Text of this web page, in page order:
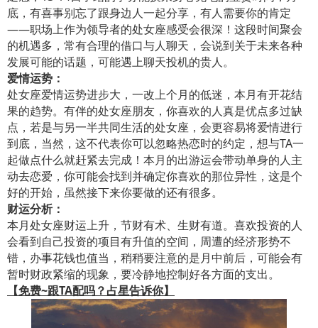
底，有喜事别忘了跟身边人一起分享，有人需要你的肯定
——职场上作为领导者的处女座感受会很深！这段时间聚会
的机遇多，常有合理的借口与人聊天，会说到关于未来各种
发展可能的话题，可能遇上聊天投机的贵人。
爱情运势：
处女座爱情运势进步大，一改上个月的低迷，本月有开花结
果的趋势。有伴的处女座朋友，你喜欢的人真是优点多过缺
点，若是与另一半共同生活的处女座，会更容易将爱情进行
到底，当然，这不代表你可以忽略热恋时的约定，想与TA一
起做点什么就赶紧去完成！本月的出游运会带动单身的人主
动去恋爱，你可能会找到并确定你喜欢的那位异性，这是个
好的开始，虽然接下来你要做的还有很多。
财运分析：
本月处女座财运上升，节财有术、生财有道。喜欢投资的人
会看到自己投资的项目有升值的空间，周遭的经济形势不
错，办事花钱也值当，稍稍要注意的是月中前后，可能会有
暂时财政紧缩的现象，要冷静地控制好各方面的支出。
【免费~跟TA配吗？占星告诉你】